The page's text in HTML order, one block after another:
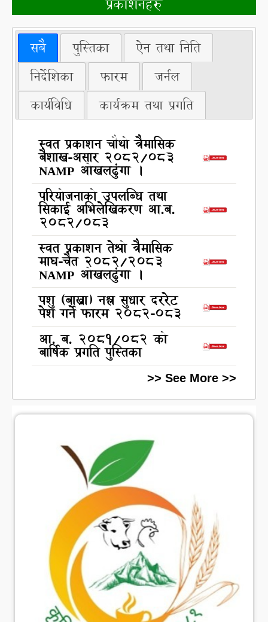
सबै पुस्तिका
ऐन तथा निति
निर्देशिका
फारम
जर्नल
कार्यविधि
कार्यक्रम तथा प्रगति
स्वत प्रकाशन चौथो त्रैमासिक
बैशाख-असार २०८2/०८3
NAMP ओखलढुंगा ।
परियोजनाको उपलब्धि तथा
सिकाई अभिलेखिकरण आ.ब.
2082/083
स्वत प्रकाशन तेश्रो त्रैमासिक
माघ-चैत २०८2/२०८3
NAMP ओखलढुंगा ।
पशु (बाख्रा) नश्ल सुधार दररेट
पेश गर्ने फारम 2082-083
आ. ब. 2081/082 को
बार्षिक प्रगति पुस्तिका
>> See More >>